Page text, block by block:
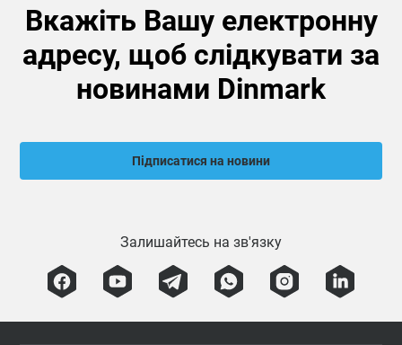
Вкажіть Вашу електронну
адресу, щоб слідкувати за
новинами Dinmark
Підписатися на новини
Залишайтесь на зв'язку